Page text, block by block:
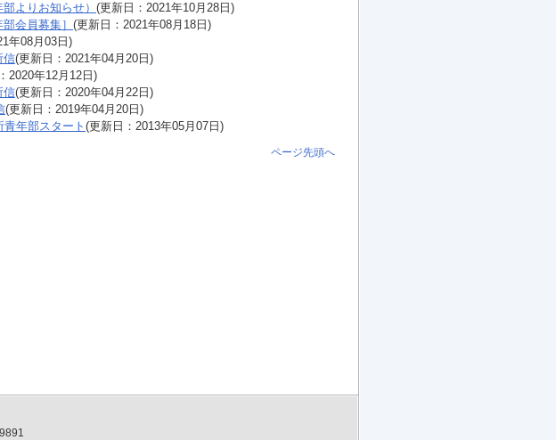
よりお知らせ） (更新日：2021年10月28日)
会員募集］ (更新日：2021年08月18日)
年08月03日)
信(更新日：2021年04月20日)
2020年12月12日)
信(更新日：2020年04月22日)
(更新日：2019年04月20日)
年部スタート (更新日：2013年05月07日)
ページ先頭へ